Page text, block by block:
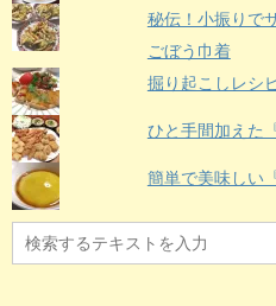
秘伝！小振りで
ごぼう巾着
掘り起こしレシ
ひと手間加えた
簡単で美味しい